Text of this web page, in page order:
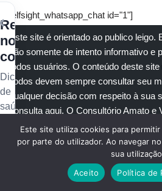
[elfsight_whatsapp_chat id="1"]
Este site é orientado ao publico leigo.
são somente de intento informativo e
todos usuários. O conteúdo deste
Todos devem sempre consultar seu
qualquer decisão com respeito à sua
consulta aqui. O Consultório Amato e
responsáveis por nenhum conteúdo
partes não afiliadas.Veja nossa
Webmaster e Editor do
. Diretor Clínico e
CRM 30400 RTE 056950.
Receba
nossos
conteúdos
Dicas
de
saúde
novidades
Este site utiliza cookies para
por parte do utilizador. Ao navegar
sua utilização
Aceito
Política de